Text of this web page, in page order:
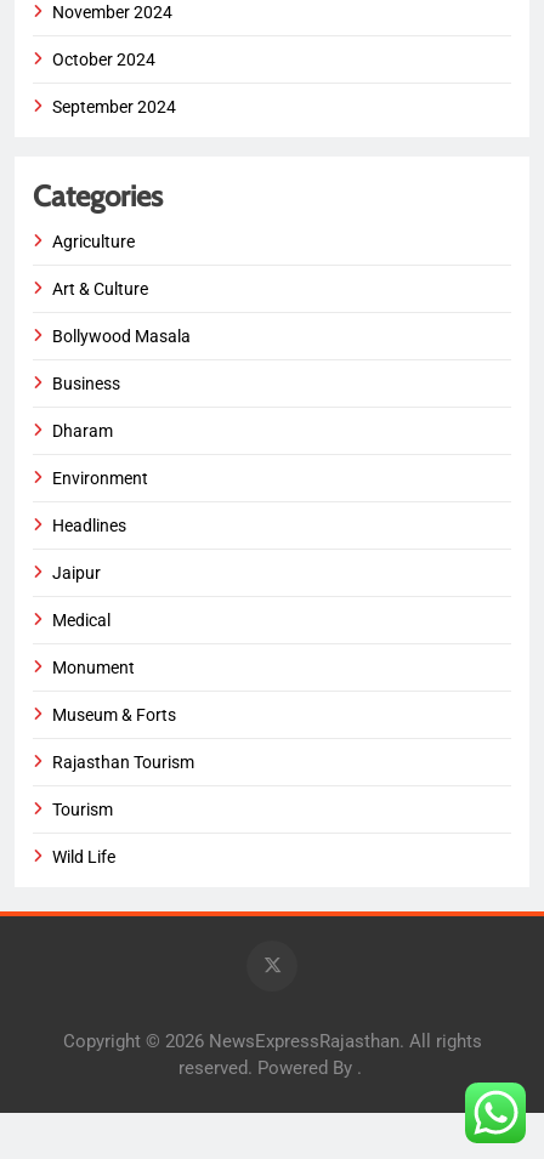
November 2024
October 2024
September 2024
Categories
Agriculture
Art & Culture
Bollywood Masala
Business
Dharam
Environment
Headlines
Jaipur
Medical
Monument
Museum & Forts
Rajasthan Tourism
Tourism
Wild Life
Copyright © 2026 NewsExpressRajasthan. All rights
reserved. Powered By .